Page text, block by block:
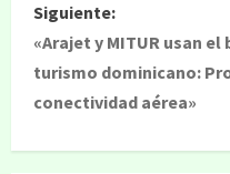
Siguiente:
«Arajet y MITUR usan
turismo dominicano:
conectividad aérea»